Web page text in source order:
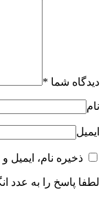
دیدگاه شما *
نام
ایمیل
ذخیره نام،
لطفا پاسخ را به عدد